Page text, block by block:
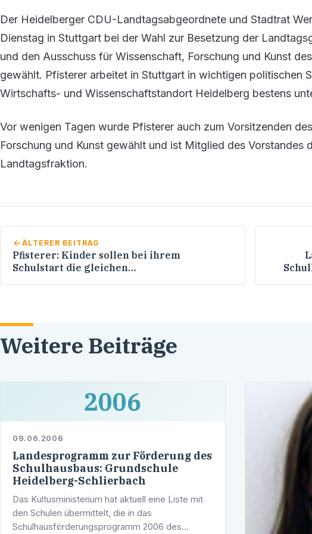
Der Heidelberger CDU-Landtagsabgeordnete und Stadtrat
Dienstag in Stuttgart bei der Wahl zur Besetzung der
und den Ausschuss für Wissenschaft, Forschung und Kunst
gewählt. Pfisterer arbeitet in Stuttgart in wichtigen politischen
Wirtschafts- und Wissenschaftstandort Heidelberg bestens
Vor wenigen Tagen wurde Pfisterer auch zum Vorsitzenden
Forschung und Kunst gewählt und ist Mitglied des
Landtagsfraktion.
ÄLTERER BEITRAG
Pfisterer: Kinder sollen bei ihrem
Schulstart die gleichen
Weitere Beiträge
2006
09.06.2006
Landesprogramm zur Förderung des
Schulhausbaus: Grundschule
Heidelberg-Schlierbach
Das Kultusministerium hat aktuell eine Liste mit
den Schulen übermittelt, die in das
Schulhausförderungsprogramm 2006 des